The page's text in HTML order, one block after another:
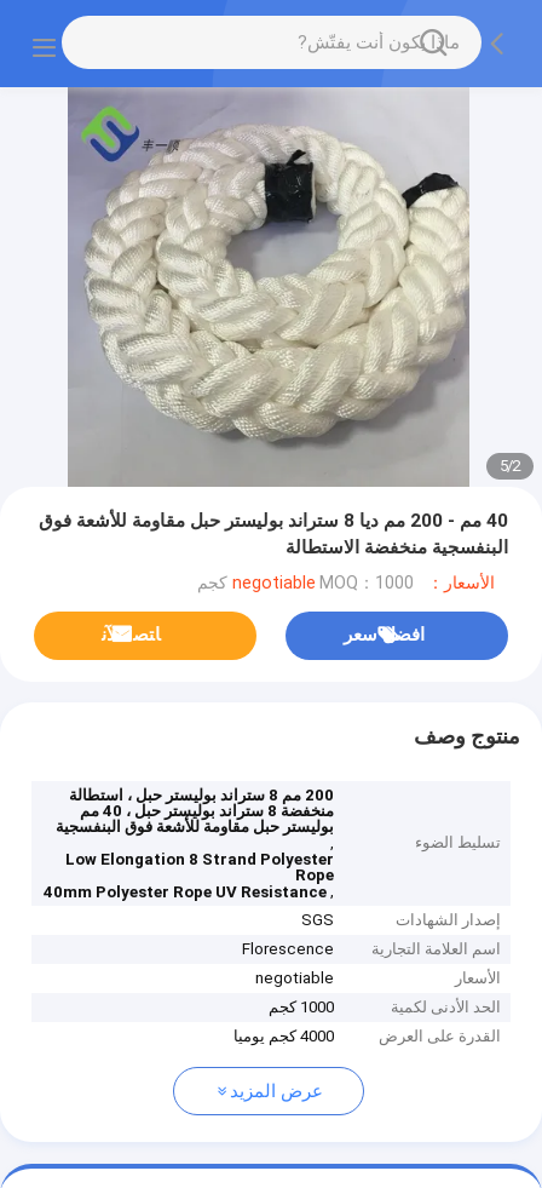
2
/
5
40 مم - 200 مم ديا 8 ستراند بوليستر حبل مقاومة للأشعة فوق
البنفسجية منخفضة الاستطالة
الأسعار：negotiable MOQ：1000 كجم
افضل سعر ﺎﺘﺼﻟ ﺍﻶﻧ
منتوج وصف
تسليط الضوء
200 مم 8 ستراند بوليستر حبل ، استطالة
منخفضة 8 ستراند بوليستر حبل ، 40 مم
بوليستر حبل مقاومة للأشعة فوق البنفسجية
,
Low Elongation 8 Strand Polyester
Rope
,
40mm Polyester Rope UV Resistance
إصدار الشهادات
SGS
اسم العلامة التجارية
Florescence
الأسعار
negotiable
الحد الأدنى لكمية
1000 كجم
القدرة على العرض
4000 كجم يوميا
عرض المزيد